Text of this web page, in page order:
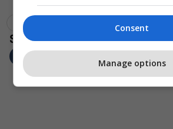
Las Vegas Consent
Manage options